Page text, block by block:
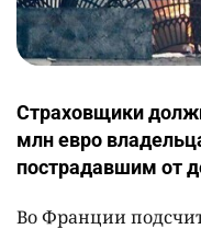
Страховщики
млн евро
пострадавшим от
Во Франции